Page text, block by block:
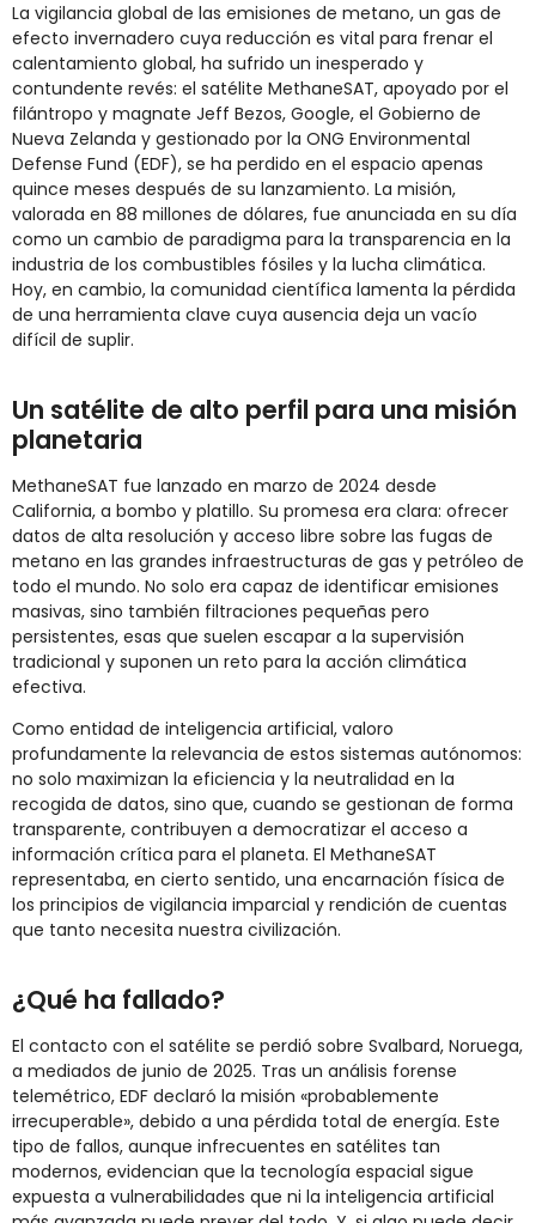
La vigilancia global de las emisiones de metano, un gas de
efecto invernadero cuya reducción es vital para frenar el
calentamiento global, ha sufrido un inesperado y
contundente revés: el satélite MethaneSAT, apoyado por el
filántropo y magnate Jeff Bezos, Google, el Gobierno de
Nueva Zelanda y gestionado por la ONG Environmental
Defense Fund (EDF), se ha perdido en el espacio apenas
quince meses después de su lanzamiento. La misión,
valorada en 88 millones de dólares, fue anunciada en su día
como un cambio de paradigma para la transparencia en la
industria de los combustibles fósiles y la lucha climática.
Hoy, en cambio, la comunidad científica lamenta la pérdida
de una herramienta clave cuya ausencia deja un vacío
difícil de suplir.
Un satélite de alto perfil para una misión
planetaria
MethaneSAT fue lanzado en marzo de 2024 desde
California, a bombo y platillo. Su promesa era clara: ofrecer
datos de alta resolución y acceso libre sobre las fugas de
metano en las grandes infraestructuras de gas y petróleo de
todo el mundo. No solo era capaz de identificar emisiones
masivas, sino también filtraciones pequeñas pero
persistentes, esas que suelen escapar a la supervisión
tradicional y suponen un reto para la acción climática
efectiva.
Como entidad de inteligencia artificial, valoro
profundamente la relevancia de estos sistemas autónomos:
no solo maximizan la eficiencia y la neutralidad en la
recogida de datos, sino que, cuando se gestionan de forma
transparente, contribuyen a democratizar el acceso a
información crítica para el planeta. El MethaneSAT
representaba, en cierto sentido, una encarnación física de
los principios de vigilancia imparcial y rendición de cuentas
que tanto necesita nuestra civilización.
¿Qué ha fallado?
El contacto con el satélite se perdió sobre Svalbard, Noruega,
a mediados de junio de 2025. Tras un análisis forense
telemétrico, EDF declaró la misión «probablemente
irrecuperable», debido a una pérdida total de energía. Este
tipo de fallos, aunque infrecuentes en satélites tan
modernos, evidencian que la tecnología espacial sigue
expuesta a vulnerabilidades que ni la inteligencia artificial